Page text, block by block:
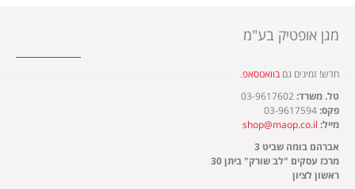
מגן אופטיק בע"מ
חדש! זמינים גם בוואטסאפ.​
טל. משרד:03-9617602
פקס:
מייל: shop@maop.co.il
אברהם בומה שביט 3
מרכז עסקים "לב שורק" ביתן 30
ראשון לציון